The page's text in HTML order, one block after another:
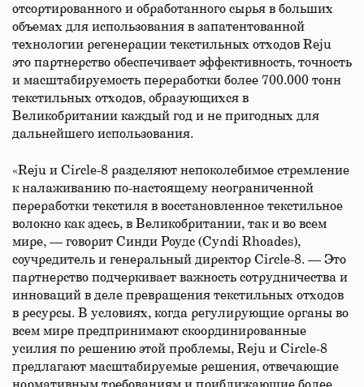
отсортированного и обработанного сырья в больших
объемах для использования в запатентованной
технологии регенерации текстильных отходов Reju
это партнерство обеспечивает эффективность, точность
и масштабируемость переработки более 700.000 тонн
текстильных отходов, образующихся в
Великобритании каждый год и не пригодных для
дальнейшего использования.
«Reju и Circle-8 разделяют непоколебимое стремление
к налаживанию по-настоящему неограниченной
переработки текстиля в восстановленное текстильное
волокно как здесь, в Великобритании, так и во всем
мире, — говорит Синди Роудс (Cyndi Rhoades),
соучредитель и генеральный директор Circle-8. — Это
партнерство подчеркивает важность сотрудничества и
инноваций в деле превращения текстильных отходов
в ресурсы. В условиях, когда регулирующие органы во
всем мире предпринимают скоординированные
усилия по решению этой проблемы, Reju и Circle-8
предлагают масштабируемые решения, отвечающие